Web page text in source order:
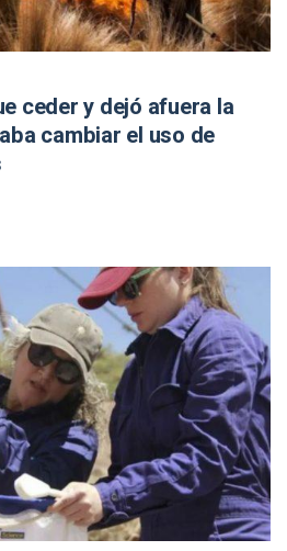
ceder y dejó afuera la
cambiar el uso de